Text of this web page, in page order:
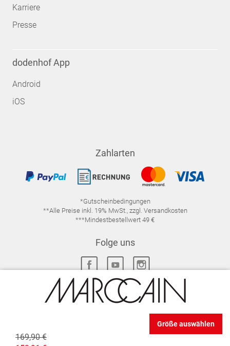
169,90 €
Größe auswählen
Karriere
Presse
dodenhof App
Android
iOS
Zahlarten
*Gutscheinbedingungen
**Alle Preise inkl. 19% MwSt., zzgl. Versandkosten
***Mindestbestellwert 49 €
Folge uns
DATENSCHUTZ-EINSTELLUNGEN
WIDERRUFSRECHT